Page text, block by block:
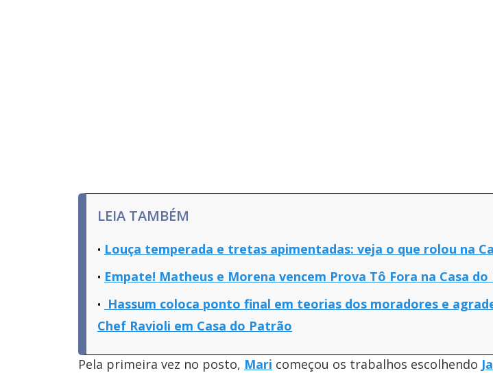
LEIA TAMBÉM
Louça temperada e tretas apimentadas: veja o que rolou na
Empate! Matheus e Morena vencem Prova Tô Fora na Casa
Hassum coloca ponto final em teorias dos moradores e
Chef Ravioli em Casa do Patrão
Pela primeira vez no posto, Mari começou os trabalhos escolhendo